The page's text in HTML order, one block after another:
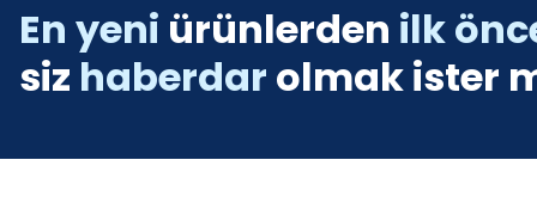
En yeni ürünlerden ilk
siz haberdar olmak ister